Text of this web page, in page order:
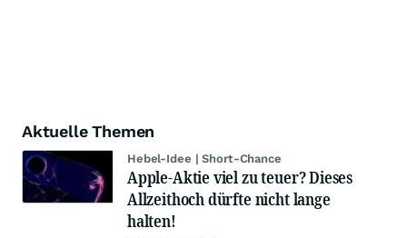
Aktuelle Themen
Hebel-Idee | Short-Chance
Apple-Aktie viel zu teuer? Dieses
Allzeithoch dürfte nicht lange
halten!